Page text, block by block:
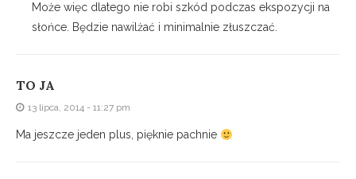
Może więc dlatego nie robi szkód podczas ekspozycji na
słońce. Będzie nawilżać i minimalnie złuszczać.
TO JA
13 lipca, 2014 - 11:27 pm
Ma jeszcze jeden plus, pięknie pachnie